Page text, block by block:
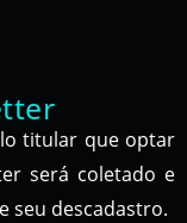
titular que optar
será coletado e
seu descadastro.